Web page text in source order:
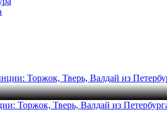
Торжок, Тверь, Валдай из